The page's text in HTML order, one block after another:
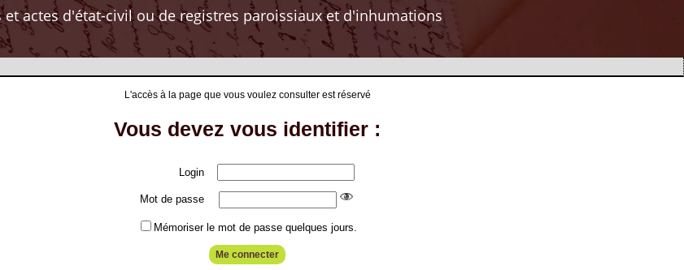
actes d'état-civil ou de registres paroissiaux et d'inhumations
L'accès à la page que vous voulez consulter est réservé
Vous devez vous identifier :
Login
Mot de passe
Mémoriser le mot de passe quelques jours.